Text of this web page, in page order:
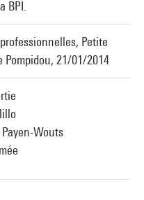
BPI.
Petite
Pompidou, 21/01/2014
Wouts